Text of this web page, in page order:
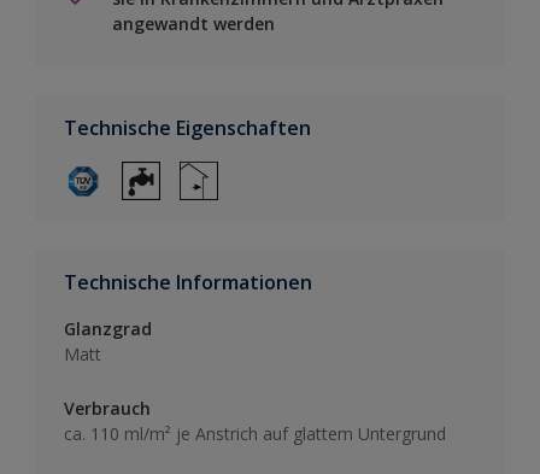
angewandt werden
Technische Eigenschaften
Technische Informationen
Glanzgrad
Matt
Verbrauch
ca. 110 ml/m² je Anstrich auf glattem Untergrund